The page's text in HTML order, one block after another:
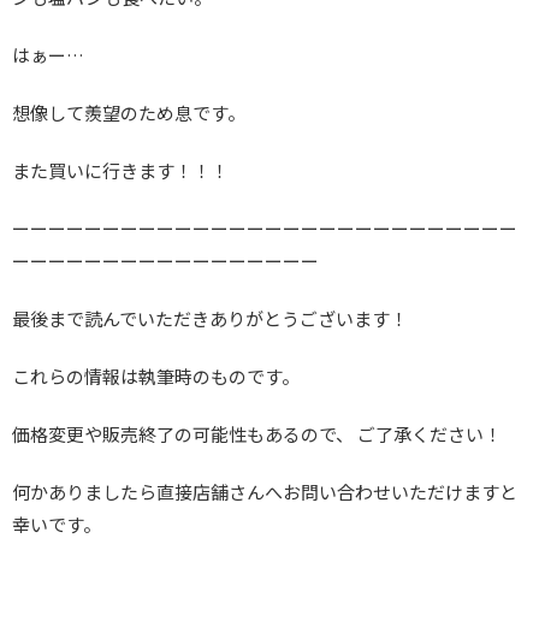
はぁー…
想像して羨望のため息です。
また買いに行きます！！！
ーーーーーーーーーーーーーーーーーーーーーーーーーーーー
ーーーーーーーーーーーーーーーーー
最後まで読んでいただきありがとうございます！
これらの情報は執筆時のものです。
価格変更や販売終了の可能性もあるので、 ご了承ください！
何かありましたら直接店舗さんへお問い合わせいただけますと
幸いです。